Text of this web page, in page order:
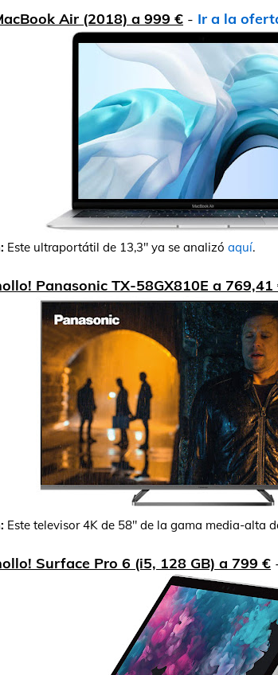
Air (2018) a 999 € - Ir a la
Este ultraportátil de 13,3" ya se analizó aquí.
Panasonic TX-58GX810E a 769,41
Este televisor 4K de 58" de la gama media-alta
Surface Pro 6 (i5, 128 GB) a 799 €